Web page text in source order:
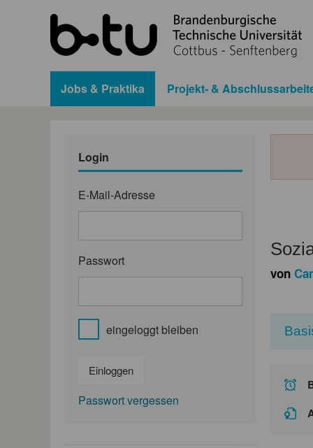
Jobs & Praktika Projekt- &
Login
E-Mail-Adresse
Passwort
eingeloggt bleiben
Einloggen
Passwort vergessen
von